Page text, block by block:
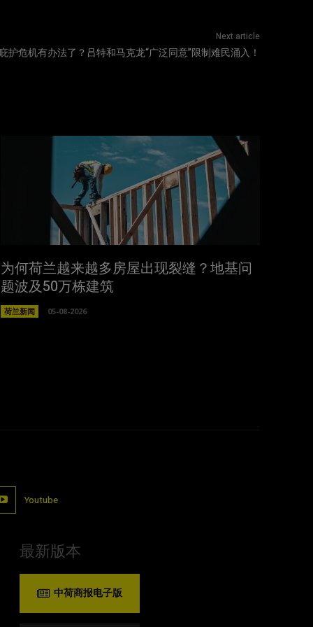
Next article
护危机有办法了？吕特和马克龙“广泛同意”限制难民涌入！
为何荷兰越来越多房屋出现裂缝？地基问
题波及50万栋建筑
荷兰新闻 05-08-2026
Youtube
最新版本
中荷商报电子版